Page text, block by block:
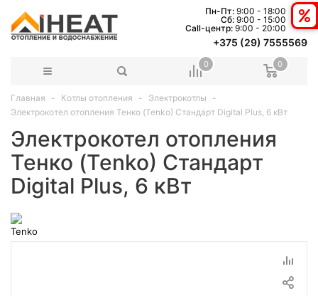
Пн-Пт: 9:00 - 18:00
Сб: 9:00 - 15:00
Сall-центр: 9:00 - 20:00
+375 (29) 7555569
0 0
Главная Котлы отопления
Электрокотлы
Электрокотел отопления Тенко (Tenko) Стандарт Digital Plus, 6 кВт
Электрокотел отопления
Тенко (Tenko) Стандарт
Digital Plus, 6 кВт